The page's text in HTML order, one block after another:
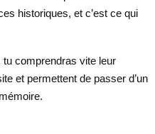
historiques, et c’est ce qui
comprendras vite leur
et permettent de passer d’un